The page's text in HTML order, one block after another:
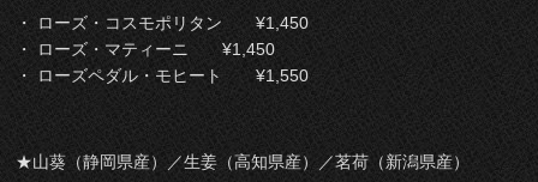
・ ローズ・コスモポリタン ¥1,450
・ ローズ・マティーニ ¥1,450
・ ローズペダル・モヒート ¥1,550
★山葵（静岡県産）／生姜（高知県産）／茗荷（新潟県産）